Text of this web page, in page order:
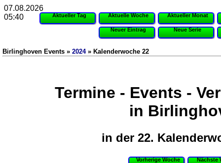
Aktueller Tag Aktuelle Woche Aktueller Monat
Neuer Eintrag Neue Serie
Birlinghoven Events » 2024» Kalenderwoche 22
Termine - Events -
in
in der 22.
Vorherige Woche Nächste
07.08.2026
05:40